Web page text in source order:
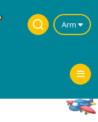
Arm